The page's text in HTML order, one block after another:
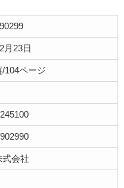
月23日
104ページ
会社